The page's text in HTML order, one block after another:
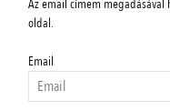
Az email címem
oldal.
Email